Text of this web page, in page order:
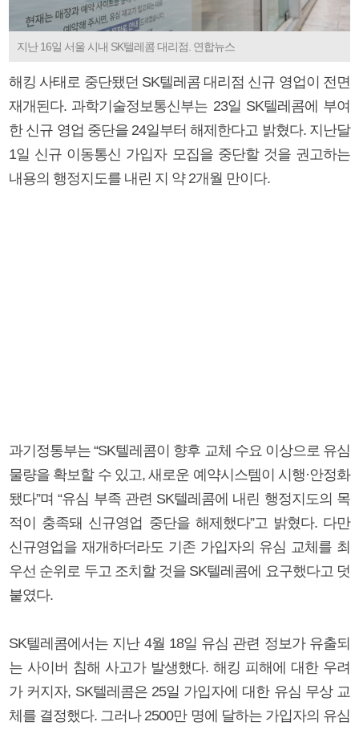
지난 16일 서울 시내 SK텔레콤 대리점. 연합뉴스
해킹 사태로 중단됐던 SK텔레콤 대리점 신규 영업이 전면
재개된다. 과학기술정보통신부는 23일 SK텔레콤에 부여
한 신규 영업 중단을 24일부터 해제한다고 밝혔다. 지난달
1일 신규 이동통신 가입자 모집을 중단할 것을 권고하는
내용의 행정지도를 내린 지 약 2개월 만이다.
과기정통부는 “SK텔레콤이 향후 교체 수요 이상으로 유심
물량을 확보할 수 있고, 새로운 예약시스템이 시행·안정화
됐다”며 “유심 부족 관련 SK텔레콤에 내린 행정지도의 목
적이 충족돼 신규영업 중단을 해제했다”고 밝혔다. 다만
신규영업을 재개하더라도 기존 가입자의 유심 교체를 최
우선 순위로 두고 조치할 것을 SK텔레콤에 요구했다고 덧
붙였다.
SK텔레콤에서는 지난 4월 18일 유심 관련 정보가 유출되
는 사이버 침해 사고가 발생했다. 해킹 피해에 대한 우려
가 커지자, SK텔레콤은 25일 가입자에 대한 유심 무상 교
체를 결정했다. 그러나 2500만 명에 달하는 가입자의 유심